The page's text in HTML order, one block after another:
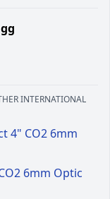
INTERNATIONAL
4" CO2 6mm
6mm Optic